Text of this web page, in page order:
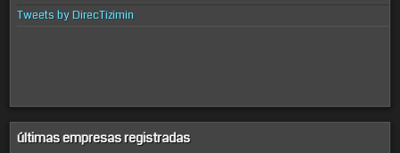
Tweets by DirecTizimin
últimas empresas registradas